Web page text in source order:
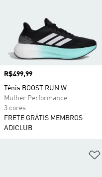
Preço
R$499,99
Tênis BOOST RUN W
Mulher Performance
3 cores
FRETE GRÁTIS MEMBROS
ADICLUB